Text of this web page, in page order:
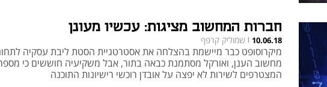
חברות המחשוב מציגות: עכשיו מעונן
10.06.18
| שמוליק קרפף
מיקרוסופט כבר מיישמת בהצלחה את אסטרטגיית הסטת ליבת עסקיה
מחשוב הענן, ואורקל מסתמנת כבאה בתור, אבל משקיעיה חוששים כי
המצטרפים לשירות לא יפצה על אובדן רוכשי רישיונות התוכנה